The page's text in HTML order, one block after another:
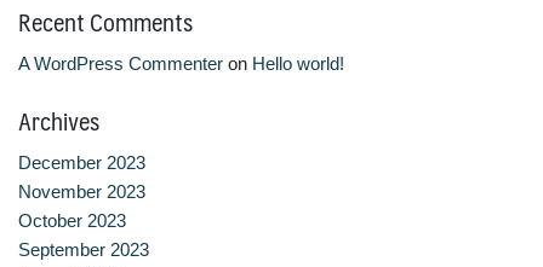
Recent Comments
A WordPress Commenter on Hello world!
Archives
December 2023
November 2023
October 2023
September 2023